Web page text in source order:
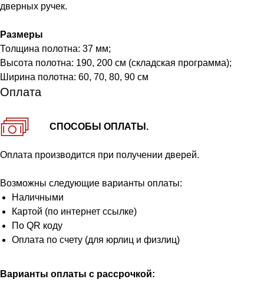
дверных ручек.
Размеры
Толщина полотна: 37 мм;
Высота полотна: 190, 200 см (складская программа);
Ширина полотна: 60, 70, 80, 90 см
Оплата
СПОСОБЫ ОПЛАТЫ.
Оплата производится при получении дверей.
Возможны следующие варианты оплаты:
Наличными
Картой (по интернет ссылке)
По QR коду
Оплата по счету (для юрлиц и физлиц)
Варианты оплаты с рассрочкой: